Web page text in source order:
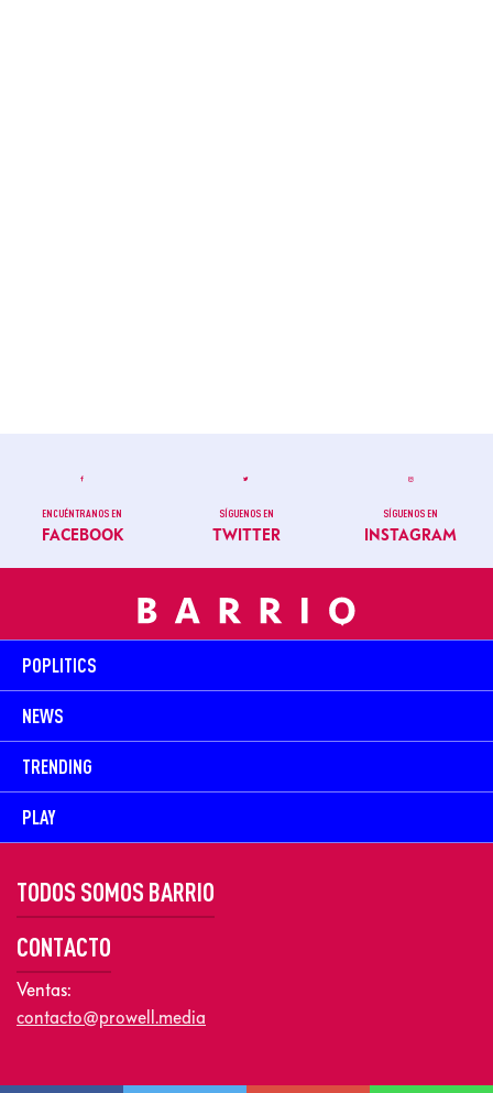
ENCUÉNTRANOS EN
FACEBOOK
SÍGUENOS EN
TWITTER
SÍGUENOS EN
INSTAGRAM
POPLITICS
NEWS
TRENDING
PLAY
TODOS SOMOS BARRIO
CONTACTO
Ventas:
contacto@prowell.media